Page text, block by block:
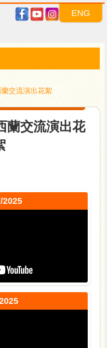
ENG
交流演出花絮
蘭交流演出花
2025